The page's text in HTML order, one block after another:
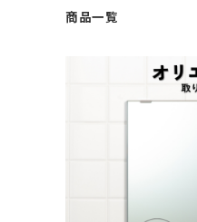
商品一覧